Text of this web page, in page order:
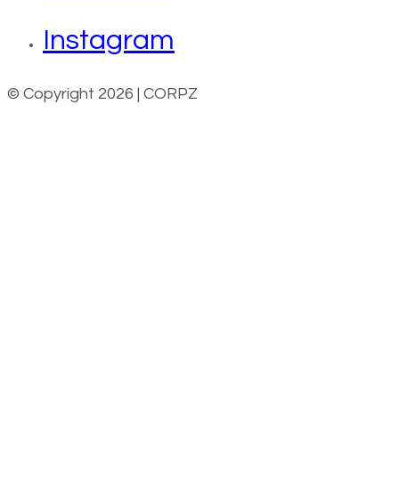
Instagram
© Copyright 2026 | CORPZ